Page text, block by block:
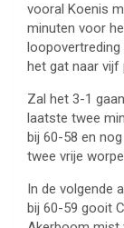
vooral Koenis
minuten voor
loopovertreding
het gat naar vijf
Zal het 3-1
laatste twee
bij 60-58 en
twee vrije
In de volgende
bij 60-59 gooit